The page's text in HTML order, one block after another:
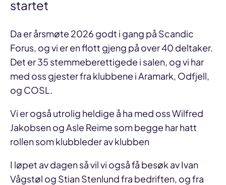
startet
Da er årsmøte 2026 godt i gang på Scandic
Forus, og vi er en flott gjeng på over 40 deltaker.
Det er 35 stemmeberettigede i salen, og vi har
med oss gjester fra klubbene i Aramark, Odfjell,
og COSL.
Vi er også utrolig heldige å ha med oss Wilfred
Jakobsen og Asle Reime som begge har hatt
rollen som klubbleder av klubben
I løpet av dagen så vil vi også få besøk av Ivan
Vågstøl og Stian Stenlund fra bedriften, og fra